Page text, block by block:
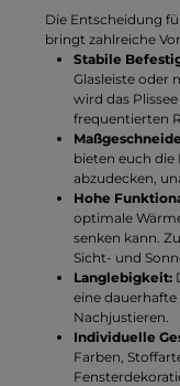
Die Entscheidung
bringt zahlreiche
Stabile
Glasleiste oder
wird das
frequentierten
bieten euch die
abzudecken,
Hohe
optimale
senken kann.
Sicht- und
Langlebigkeit:
eine
Nachjustieren.
Individuelle
Farben,